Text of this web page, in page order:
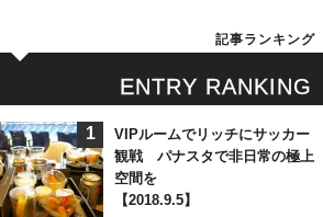
ENTRY RANKING
記事ランキング
1
VIPルームでリッチにサッカー
観戦 パナスタで非日常の極上
空間を
【2018.9.5】